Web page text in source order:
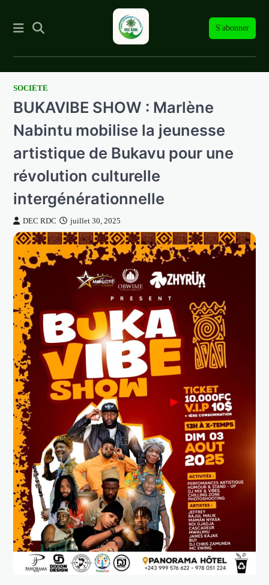
S'abonner
SkipSOCIÉTÉ
BUKAVIBE SHOW : Marlène
Nabintu mobilise la jeunesse
artistique de Bukavu pour une
révolution culturelle
intergénérationnelle
DEC RDC juillet 30, 2025